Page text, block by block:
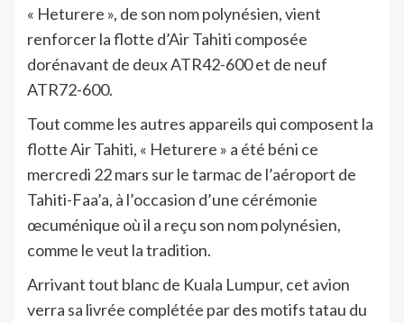
« Heturere », de son nom polynésien, vient
renforcer la flotte d’Air Tahiti composée
dorénavant de deux ATR42-600 et de neuf
ATR72-600.
Tout comme les autres appareils qui composent la
flotte Air Tahiti, « Heturere » a été béni ce
mercredi 22 mars sur le tarmac de l’aéroport de
Tahiti-Faa’a, à l’occasion d’une cérémonie
œcuménique où il a reçu son nom polynésien,
comme le veut la tradition.
Arrivant tout blanc de Kuala Lumpur, cet avion
verra sa livrée complétée par des motifs tatau du